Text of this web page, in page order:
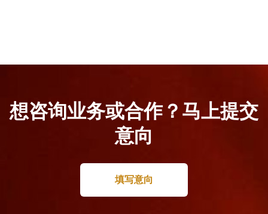
想咨询业务或合作？马上提交
意向
填写意向